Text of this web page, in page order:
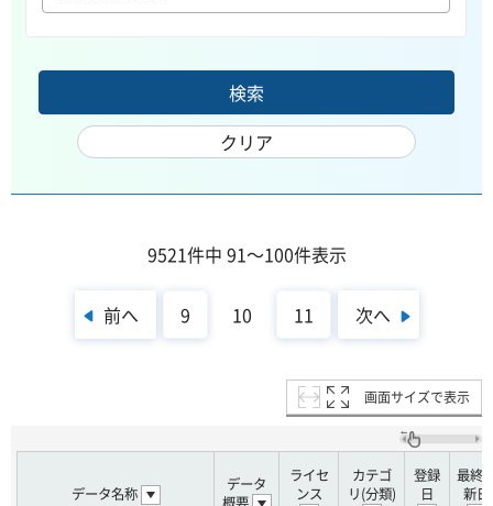
9521件中 91～100件表示
前へ 9 10 11 次へ
画面サイズで表示
データ名称
データ
ライセ
ンス
カテゴ
リ(分類)
登録
日
最終
新日